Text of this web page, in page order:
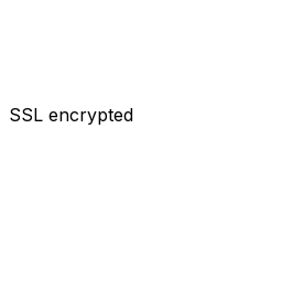
SSL encrypted